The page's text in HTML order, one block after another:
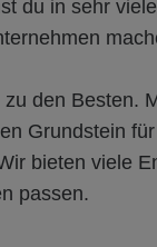
du in sehr
den Besten.
Grundstein
bieten viele
passen.